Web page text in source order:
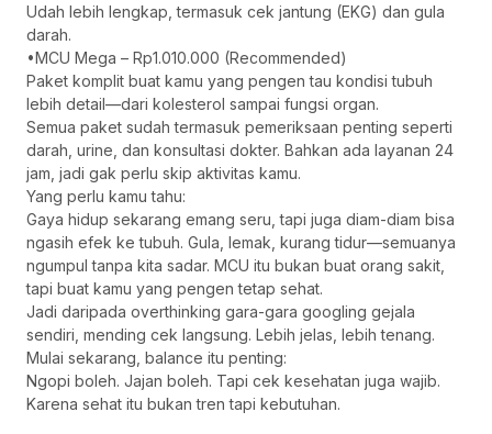
Udah lebih lengkap, termasuk cek jantung (EKG) dan gula
darah.
•MCU Mega – Rp1.010.000 (Recommended)
Paket komplit buat kamu yang pengen tau kondisi tubuh
lebih detail—dari kolesterol sampai fungsi organ.
Semua paket sudah termasuk pemeriksaan penting seperti
darah, urine, dan konsultasi dokter. Bahkan ada layanan 24
jam, jadi gak perlu skip aktivitas kamu.
Yang perlu kamu tahu:
Gaya hidup sekarang emang seru, tapi juga diam-diam bisa
ngasih efek ke tubuh. Gula, lemak, kurang tidur—semuanya
ngumpul tanpa kita sadar. MCU itu bukan buat orang sakit,
tapi buat kamu yang pengen tetap sehat.
Jadi daripada overthinking gara-gara googling gejala
sendiri, mending cek langsung. Lebih jelas, lebih tenang.
Mulai sekarang, balance itu penting:
Ngopi boleh. Jajan boleh. Tapi cek kesehatan juga wajib.
Karena sehat itu bukan tren tapi kebutuhan.